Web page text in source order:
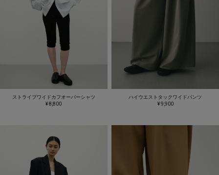
ストライプワイドカフオーバーシャツ
¥ 8,800
ハイウエストタックワイドパンツ
¥ 9,900